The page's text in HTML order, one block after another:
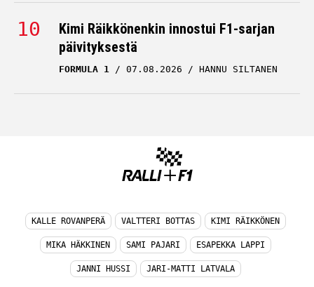
Kimi Räikkönenkin innostui F1-sarjan
päivityksestä
FORMULA 1 07.08.2026 HANNU SILTANEN
KALLE ROVANPERÄ VALTTERI BOTTAS KIMI RÄIKKÖNEN
MIKA HÄKKINEN SAMI PAJARI ESAPEKKA LAPPI
JANNI HUSSI JARI-MATTI LATVALA